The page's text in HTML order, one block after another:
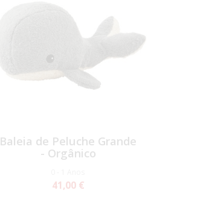
Baleia de Peluche Grande
- Orgânico
41,00 €